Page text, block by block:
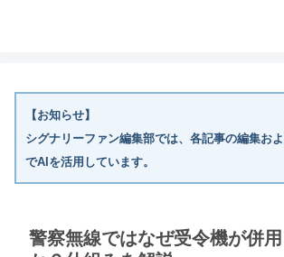
【お知らせ】
シグナリーファン編集部では、各記事の編集お
でAIを活用しています。
警察無線ではなぜ受令機が併